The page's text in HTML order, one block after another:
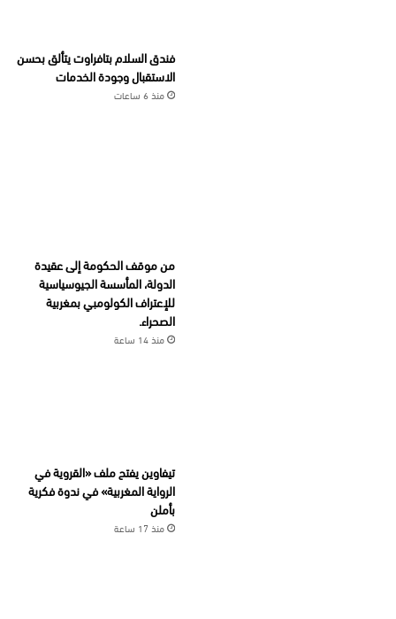
فندق السلام بتافراوت يتألق بحسن
الاستقبال وجودة الخدمات
منذ 6 ساعات
من موقف الحكومة إلى عقيدة
الدولة، المأسسة الجيوسياسية
للإعتراف الكولومبي بمغربية
الصحراء.
منذ 14 ساعة
تيفاوين يفتح ملف «القروية في
الرواية المغربية» في ندوة فكرية
بأملن
منذ 17 ساعة